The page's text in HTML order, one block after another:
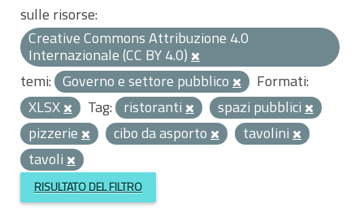
sulle risorse:
Creative Commons Attribuzione 4.0
Internazionale (CC BY 4.0)
temi: Governo e settore pubblico
Formati:
XLSX
Tag: ristoranti
spazi pubblici
pizzerie
cibo da asporto
tavolini
tavoli
RISULTATO DEL FILTRO